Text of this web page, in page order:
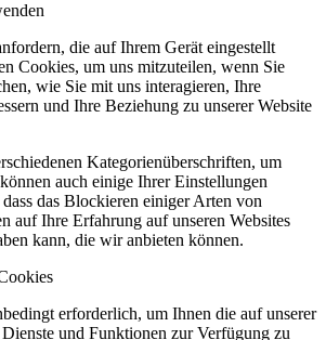
die auf Ihrem Gerät eingestellt
Cookies, um uns mitzuteilen, wenn Sie
wie Sie mit uns interagieren, Ihre
und Ihre Beziehung zu unserer Website
Kategorienüberschriften, um
auch einige Ihrer Einstellungen
das Blockieren einiger Arten von
auf Ihre Erfahrung auf unseren Websites
kann, die wir anbieten können.
erforderlich, um Ihnen die auf unserer
und Funktionen zur Verfügung zu